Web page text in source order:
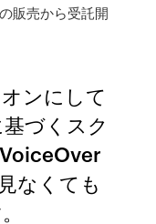
販売から受託開
ンにして
づくスク
なくても